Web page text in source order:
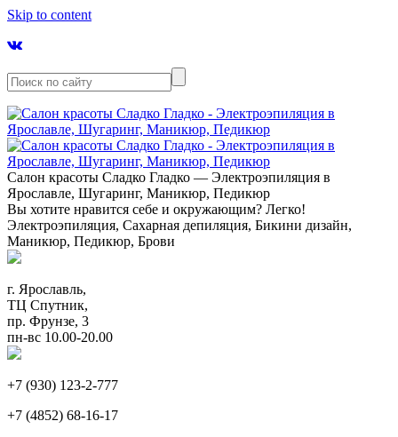
Skip to content
Салон красоты Сладко Гладко — Электроэпиляция в
Ярославле, Шугаринг, Маникюр, Педикюр
Вы хотите нравится себе и окружающим? Легко!
Электроэпиляция, Сахарная депиляция, Бикини дизайн,
Маникюр, Педикюр, Брови
г. Ярославль,
ТЦ Спутник,
пр. Фрунзе, 3
пн-вс 10.00-20.00
+7 (930) 123-2-777
+7 (4852) 68-16-17